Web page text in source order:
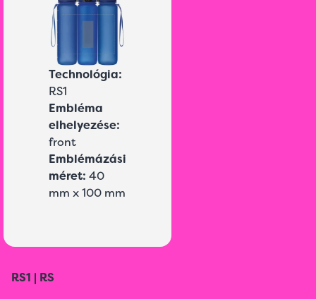
Technológia:
RS1
Embléma
elhelyezése:
front
Emblémázási
méret: 40
mm x 100 mm
RS1 | RS